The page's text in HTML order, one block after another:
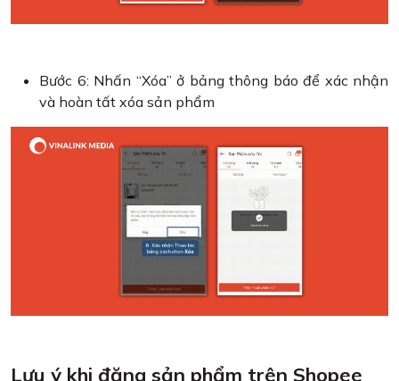
Bước 6: Nhấn “Xóa” ở bảng thông báo để xác nhận
và hoàn tất xóa sản phẩm
Lưu ý khi đăng sản phẩm trên Shopee